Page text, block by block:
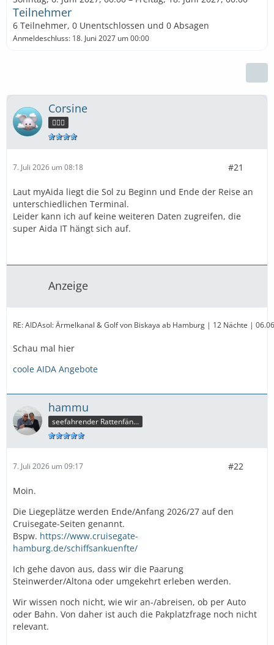
Teilnehmer
6 Teilnehmer, 0 Unentschlossen und 0 Absagen
Anmeldeschluss: 18. Juni 2027 um 00:00
Corsine
🧜🏻‍♀️
7. Juli 2026 um 08:18 #21
Laut myAida liegt die Sol zu Beginn und Ende der Reise an
unterschiedlichen Terminal.
Leider kann ich auf keine weiteren Daten zugreifen, die
super Aida IT hängt sich auf.
Anzeige
RE: AIDAsol: Ärmelkanal & Golf von Biskaya ab Hamburg | 12 Nächte |
Schau mal hier
coole AIDA Angebote
hammu
seefahrender Rattenfänger
7. Juli 2026 um 09:17 #22
Moin.
Die Liegeplätze werden Ende/Anfang 2026/27 auf den
Cruisegate-Seiten genannt.
Bspw. https://www.cruisegate-
hamburg.de/schiffsankuenfte/
Ich gehe davon aus, dass wir die Paarung
Steinwerder/Altona oder umgekehrt erleben werden.
Wir wissen noch nicht, wie wir an-/abreisen, ob per Auto
oder Bahn. Von daher ist auch die Pakplatzfrage noch nicht
relevant.